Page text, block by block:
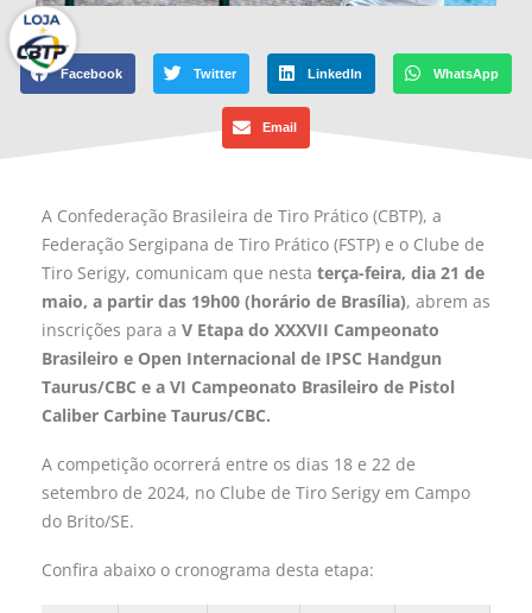
Facebook Twitter LinkedIn WhatsApp
Email
A Confederação Brasileira de Tiro Prático (CBTP), a
Federação Sergipana de Tiro Prático (FSTP) e o Clube de
Tiro Serigy, comunicam que nesta terça-feira, dia 21 de
maio, a partir das 19h00 (horário de Brasília), abrem as
inscrições para a V Etapa do XXXVII Campeonato
Brasileiro e Open Internacional de IPSC Handgun
Taurus/CBC e a VI Campeonato Brasileiro de Pistol
Caliber Carbine Taurus/CBC.
A competição ocorrerá entre os dias 18 e 22 de
setembro de 2024, no Clube de Tiro Serigy em Campo
do Brito/SE.
Confira abaixo o cronograma desta etapa: